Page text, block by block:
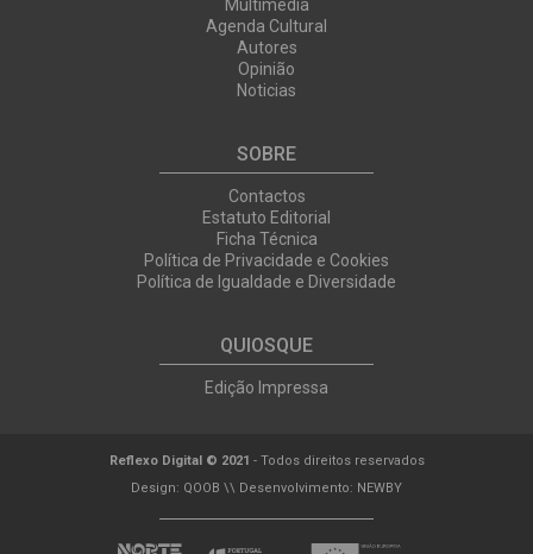
Multimedia
Agenda Cultural
Autores
Opinião
Noticias
SOBRE
Contactos
Estatuto Editorial
Ficha Técnica
Política de Privacidade e Cookies
Política de Igualdade e Diversidade
QUIOSQUE
Edição Impressa
Reflexo Digital © 2021 - Todos direitos reservados
Design: QOOB \\ Desenvolvimento: NEWBY